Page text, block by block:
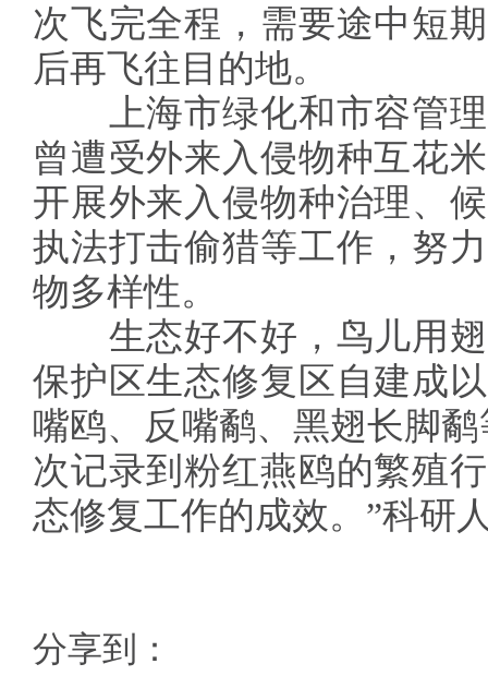
次飞完全程，需要途中短
后再飞往目的地。
上海市绿化和市容管理
曾遭受外来入侵物种互花
开展外来入侵物种治理、
执法打击偷猎等工作，努
物多样性。
生态好不好，鸟儿用翅
保护区生态修复区自建成
嘴鸥、反嘴鹬、黑翅长脚
次记录到粉红燕鸥的繁殖
态修复工作的成效。”科研
分享到：